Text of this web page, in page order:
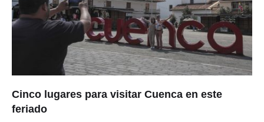
Cinco lugares para visitar Cuenca en este
feriado